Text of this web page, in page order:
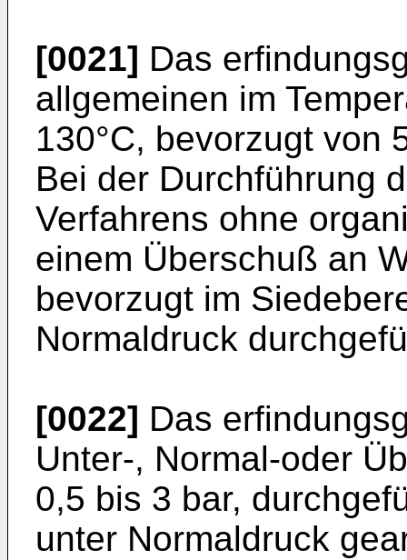
[0021] Das
allgemeinen im
130°C, bevorzugt von
Bei der Durchführung
Verfahrens ohne
einem Überschuß an
bevorzugt im
Normaldruck
[0022] Das
Unter-, Normal-oder
0,5 bis 3 bar,
unter Normaldruck